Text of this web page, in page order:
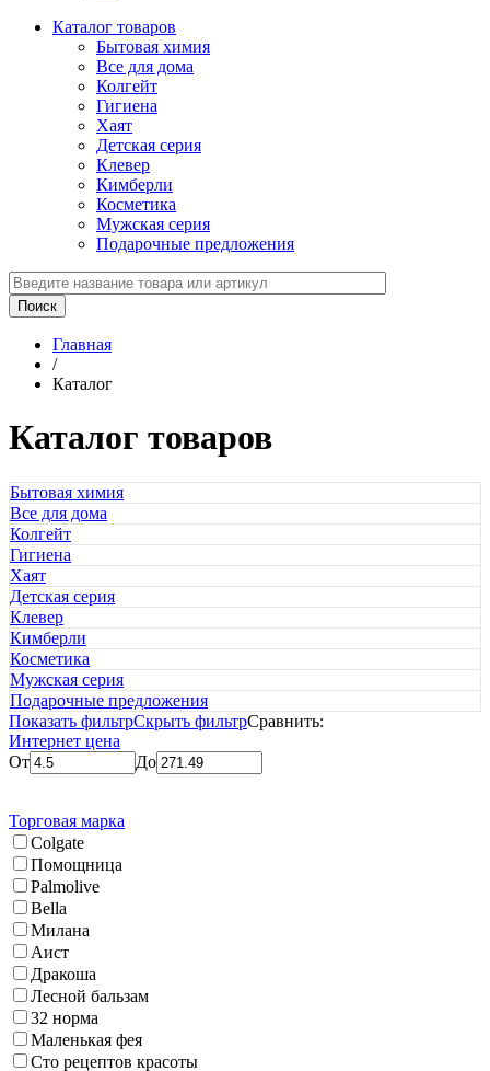
Каталог товаров
Бытовая химия
Все для дома
Колгейт
Гигиена
Хаят
Детская серия
Клевер
Кимберли
Косметика
Мужская серия
Подарочные предложения
Главная
/
Каталог
Каталог товаров
Бытовая химия
Все для дома
Колгейт
Гигиена
Хаят
Детская серия
Клевер
Кимберли
Косметика
Мужская серия
Подарочные предложения
Показать фильтрСкрыть фильтрСравнить:
Интернет цена
От
До
Торговая марка
Colgate
Помощница
Palmolive
Bella
Милана
Аист
Дракоша
Лесной бальзам
32 норма
Маленькая фея
Сто рецептов красоты